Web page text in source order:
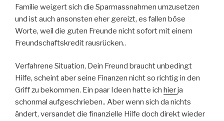
Familie weigert sich die Sparmassnahmen umzusetzen
und ist auch ansonsten eher gereizt, es fallen böse
Worte, weil die guten Freunde nicht sofort mit einem
Freundschaftskredit rausrücken..
Verfahrene Situation, Dein Freund braucht unbedingt
Hilfe, scheint aber seine Finanzen nicht so richtig in den
Griff zu bekommen. Ein paar Ideen hatte ich hierja
schonmal aufgeschrieben.. Aber wenn sich da nichts
ändert, versandet die finanzielle Hilfe doch direkt wieder